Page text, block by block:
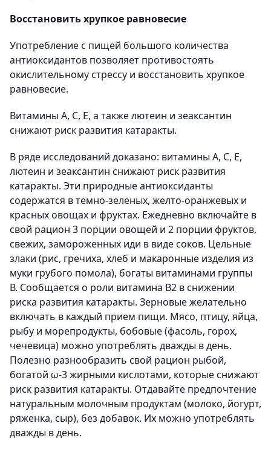
Восстановить хрупкое равновесие
Употребление с пищей большого количества
антиоксидантов позволяет противостоять
окислительному стрессу и восстановить хрупкое
равновесие.
Витамины А, С, Е, а также лютеин и зеаксантин
снижают риск развития катаракты.
В ряде исследований доказано: витамины А, С, Е,
лютеин и зеаксантин снижают риск развития
катаракты. Эти природные антиоксиданты
содержатся в темно-зеленых, желто-оранжевых и
красных овощах и фруктах. Ежедневно включайте в
свой рацион 3 порции овощей и 2 порции фруктов,
свежих, замороженных иди в виде соков. Цельные
злаки (рис, гречиха, хлеб и макаронные изделия из
муки грубого помола), богаты витаминами группы
В. Сообщается о роли витамина В2 в снижении
риска развития катаракты. Зерновые желательно
включать в каждый прием пищи. Мясо, птицу, яйца,
рыбу и морепродукты, бобовые (фасоль, горох,
чечевица) можно употреблять дважды в день.
Полезно разнообразить свой рацион рыбой,
богатой ω-3 жирными кислотами, которые снижают
риск развития катаракты. Отдавайте предпочтение
натуральным молочным продуктам (молоко, йогурт,
ряженка, сыр), без добавок. Их можно употреблять
дважды в день.